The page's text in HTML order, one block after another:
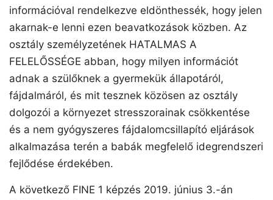
információval rendelkezve eldönthessék, hogy jelen
akarnak-e lenni ezen beavatkozások közben. Az
osztály személyzetének HATALMAS A
FELELŐSSÉGE abban, hogy milyen információt
adnak a szülőknek a gyermekük állapotáról,
fájdalmáról, és mit tesznek közösen az osztály
dolgozói a környezet stresszorainak csökkentése
és a nem gyógyszeres fájdalomcsillapító eljárások
alkalmazása terén a babák megfelelő idegrendszeri
fejlődése érdekében.
A következő FINE 1 képzés 2019. június 3.-án